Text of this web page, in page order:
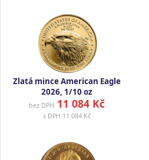
Zlatá mince American Eagle
2026, 1/10 oz
bez DPH 11 084 Kč
s DPH 11 084 Kč